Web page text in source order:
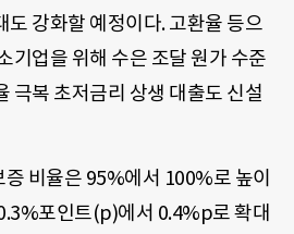
도 강화할 예정이다. 고환율 등으
기업을 위해 수은 조달 원가 수준
극복 초저금리 상생 대출도 신설
비율은 95%에서 100%로 높이
포인트(p)에서 0.4%p로 확대